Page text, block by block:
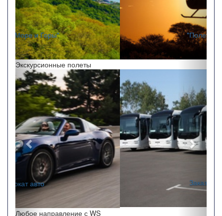
"Полет на закате"
Экскурсионные полеты
Заказ автобусов
Назад
Любое направление с WS